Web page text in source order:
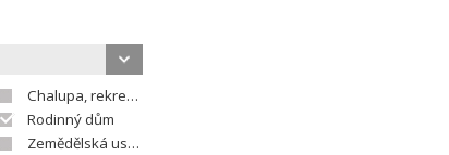
Chalupa, rekreační domek
Rodinný dům
Zemědělská usedlost